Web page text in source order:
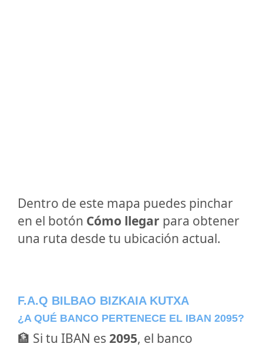
Dentro de este mapa puedes pinchar
en el botón Cómo llegar para obtener
una ruta desde tu ubicación actual.
F.A.Q BILBAO BIZKAIA KUTXA
¿A QUÉ BANCO PERTENECE EL IBAN 2095?
🏦 Si tu IBAN es 2095, el banco